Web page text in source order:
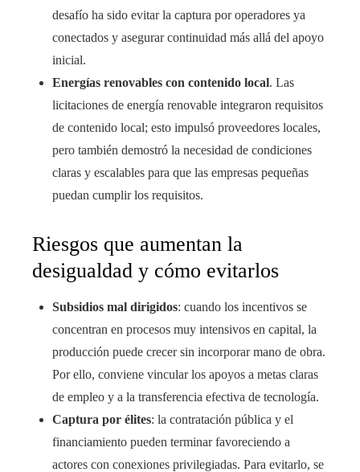
desafío ha sido evitar la captura por operadores ya
conectados y asegurar continuidad más allá del apoyo
inicial.
Energías renovables con contenido local. Las
licitaciones de energía renovable integraron requisitos
de contenido local; esto impulsó proveedores locales,
pero también demostró la necesidad de condiciones
claras y escalables para que las empresas pequeñas
puedan cumplir los requisitos.
Riesgos que aumentan la
desigualdad y cómo evitarlos
Subsidios mal dirigidos: cuando los incentivos se
concentran en procesos muy intensivos en capital, la
producción puede crecer sin incorporar mano de obra.
Por ello, conviene vincular los apoyos a metas claras
de empleo y a la transferencia efectiva de tecnología.
Captura por élites: la contratación pública y el
financiamiento pueden terminar favoreciendo a
actores con conexiones privilegiadas. Para evitarlo, se